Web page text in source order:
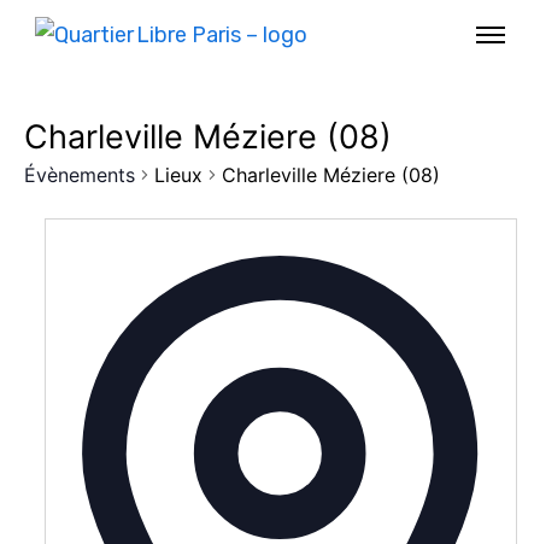
Charleville Méziere (08)
Évènements Lieux Charleville Méziere (08)